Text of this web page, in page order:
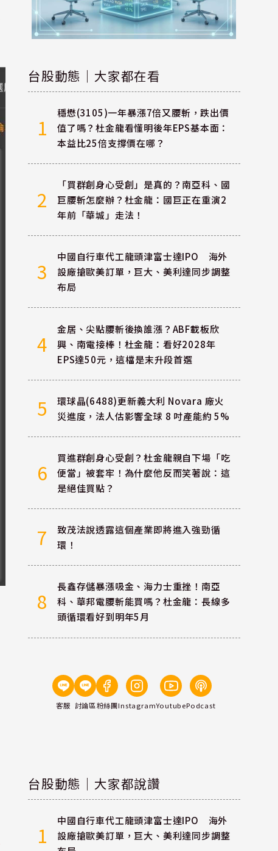
台股動態｜大家都在看
1
穩懋(3105)一年暴漲7倍又腰斬，跌出價
值了嗎？杜金龍看懂明後年EPS基本面：
本益比25倍支撐價在哪？
2
「買群創身心受創」是真的？南亞科、國
巨腰斬怎麼辦？杜金龍：國巨正在重演2
年前「華城」走法！
3
中國自行車代工龍頭津富士達IPO 海外
設廠搶歐美訂單，巨大、美利達同步調整
布局
4
金居、尖點腰斬後換誰漲？ABF載板欣
興、南電接棒！杜金龍：看好2028年
EPS達50元，這檔是末升段首選
5
環球晶(6488)更新義大利 Novara 廠火
災進度，法人估影響全球 8 吋產能約 5%
6
買進群創身心受創？杜金龍親自下場「吃
便當」被套牢！為什麼他反而笑著說：這
是絕佳買點？
7
致茂法說透露這個產業即將進入強勁循
環！
8
長鑫存儲暴漲吸金、海力士重挫！南亞
科、華邦電腰斬能買嗎？杜金龍：長線多
頭循環看好到明年5月
客服 討論區粉絲團InstagramYoutubePodcast
台股動態｜大家都說讚
1
中國自行車代工龍頭津富士達IPO 海外
設廠搶歐美訂單，巨大、美利達同步調整